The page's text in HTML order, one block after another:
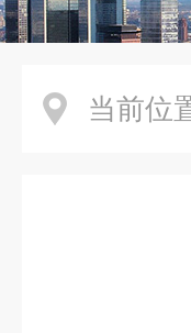
当前位